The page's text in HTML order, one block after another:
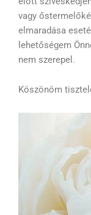
vagy
elmaradása
lehetőségem
nem szerepel.
Köszönöm